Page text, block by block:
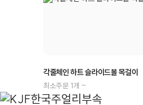
각줄체인 하트 슬라이드볼 목걸이
최소주문 1개 ~